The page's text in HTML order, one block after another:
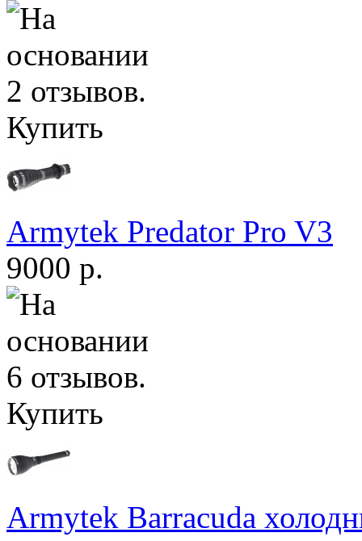
Купить
Armytek Predator Pro V3
9000 р.
Купить
Armytek Barracuda